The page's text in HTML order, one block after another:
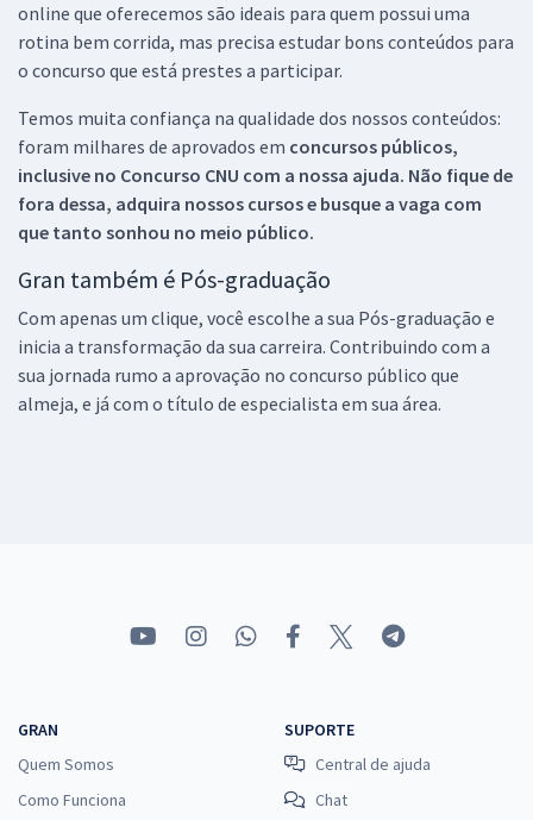
online que oferecemos são ideais para quem possui uma
rotina bem corrida, mas precisa estudar bons conteúdos para
o concurso que está prestes a participar.
Temos muita confiança na qualidade dos nossos conteúdos:
foram milhares de aprovados em concursos públicos,
inclusive no Concurso CNU com a nossa ajuda. Não fique de
fora dessa, adquira nossos cursos e busque a vaga com
que tanto sonhou no meio público.
Gran também é Pós-graduação
Com apenas um clique, você escolhe a sua Pós-graduação e
inicia a transformação da sua carreira. Contribuindo com a
sua jornada rumo a aprovação no concurso público que
almeja, e já com o título de especialista em sua área.
GRAN
Quem Somos
Como Funciona
SUPORTE
Central de ajuda
Chat